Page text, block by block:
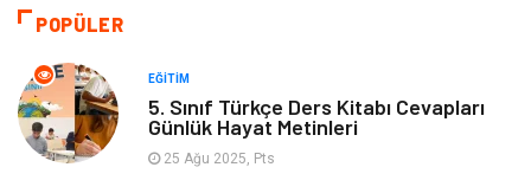
Bilgisayar & Yazılım
Yemek
Emlak Kültür Sanat
POPÜLER
EĞITIM
5. Sınıf Türkçe Ders Kitabı Cevapları
Günlük Hayat Metinleri
25 Ağu 2025, Pts